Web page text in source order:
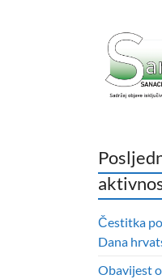
Čestitka
Dana
Obavijest